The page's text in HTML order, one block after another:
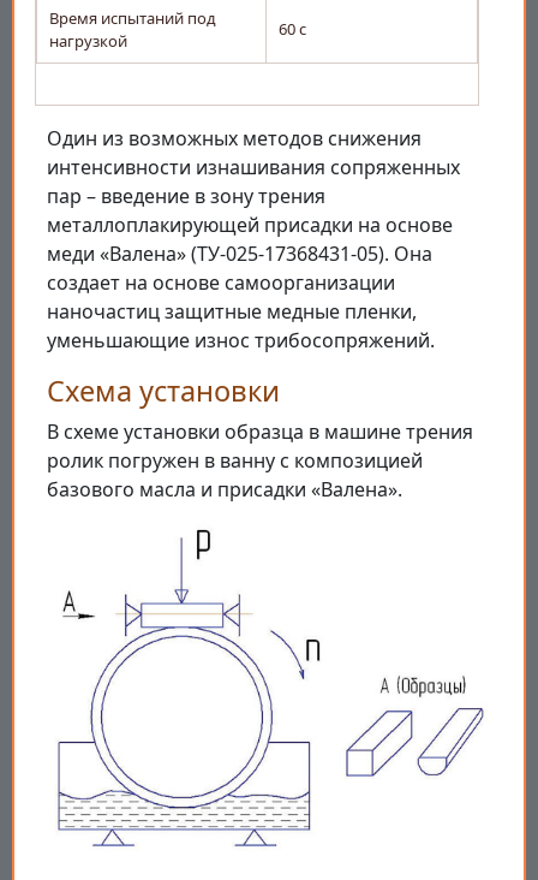
Время испытаний под
нагрузкой
60 с
Один из возможных методов снижения
интенсивности изнашивания сопряженных
пар – введение в зону трения
металлоплакирующей присадки на основе
меди «Валена» (ТУ-025-17368431-05). Она
создает на основе самоорганизации
наночастиц защитные медные пленки,
уменьшающие износ трибосопряжений.
Схема установки
В схеме установки образца в машине трения
ролик погружен в ванну с композицией
базового масла и присадки «Валена».